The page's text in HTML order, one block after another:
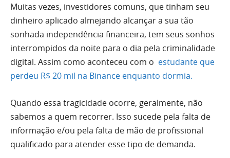
Muitas vezes, investidores comuns, que tinham seu
dinheiro aplicado almejando alcançar a sua tão
sonhada independência financeira, tem seus sonhos
interrompidos da noite para o dia pela criminalidade
digital. Assim como aconteceu com o estudante que
perdeu R$ 20 mil na Binance enquanto dormia.
Quando essa tragicidade ocorre, geralmente, não
sabemos a quem recorrer. Isso sucede pela falta de
informação e/ou pela falta de mão de profissional
qualificado para atender esse tipo de demanda.